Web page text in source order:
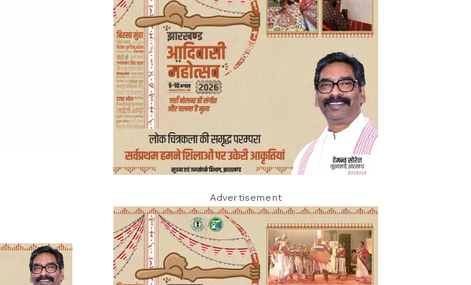
Advertisement